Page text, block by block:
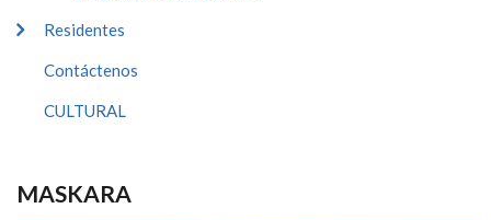
Residentes
Contáctenos
CULTURAL
MASKARA